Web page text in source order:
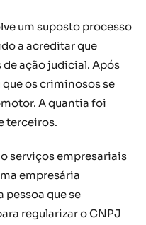
um suposto processo
a acreditar que
ação judicial. Após
os criminosos se
A quantia foi
terceiros.
serviços empresariais
empresária
que se
regularizar o CNPJ